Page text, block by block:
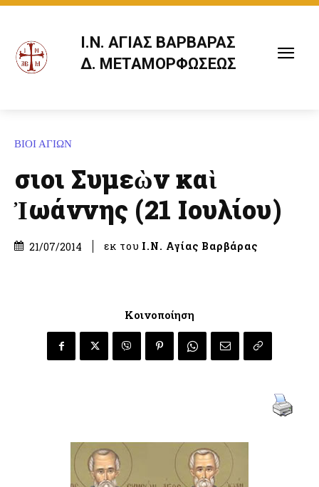
Ι.Ν. ΑΓΙΑΣ ΒΑΡΒΑΡΑΣ
Δ. ΜΕΤΑΜΟΡΦΩΣΕΩΣ
ΒΙΟΙ ΑΓΙΩΝ
Ὅσιοι Συμεὼν καὶ
Ἰωάννης (21 Ιουλίου)
21/07/2014 εκ του Ι.Ν. Αγίας Βαρβάρας
Κοινοποίηση